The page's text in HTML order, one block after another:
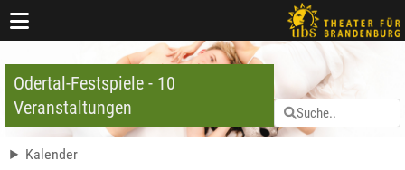
Odertal-Festspiele - 10
Veranstaltungen
Kalender